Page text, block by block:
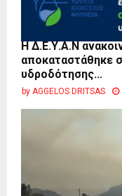
Η Δ.Ε.Υ.Α.Ν
αποκαταστάθηκε
υδροδότησης...
by AGGELOS DRITSAS